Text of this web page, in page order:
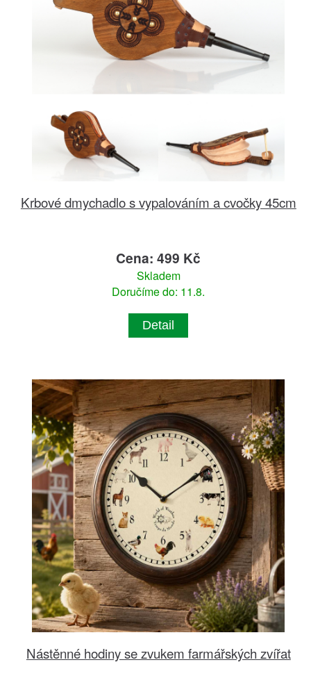
Krbové dmychadlo s vypalováním a cvočky 45cm
Cena: 499 Kč
Skladem
Doručíme do: 11.8.
Detail
Nástěnné hodiny se zvukem farmářských zvířat